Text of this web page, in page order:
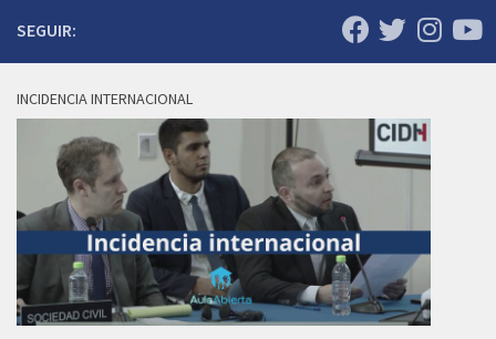
SEGUIR:
INCIDENCIA INTERNACIONAL